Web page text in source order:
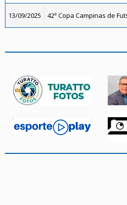
13/09/2025 42ª Copa Campinas de